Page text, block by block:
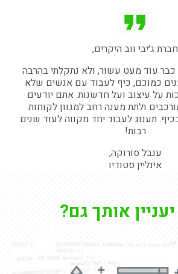
חברת ג׳יבי ווב היקרים,
כבר עוד מעט עשור, ולא נתקלתי בהרבה
כמוכם, כיף לעבוד עם אנשים שלא
על עיצוב ועל חדשנות. אתם יודעים
ולתת מענה רחב למגוון לקוחות
תענוג לעבוד יחד מקווה לעוד שנים
רבות!
ענבל סורוקה,
אינליין סטודיו
אותך גם?